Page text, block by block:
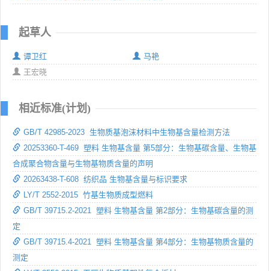
起草人
谭卫红
马艳
王宏晓
相近标准(计划)
GB/T 42985-2023 生物质基泡沫材料中生物基含量检测方法
20253360-T-469 塑料 生物基含量 第5部分：生物基碳含量、生物基
合成聚合物含量与生物基物质含量的声明
20263438-T-608 纺织品 生物基含量与标识要求
LY/T 2552-2015 竹基生物质成型燃料
GB/T 39715.2-2021 塑料 生物基含量 第2部分：生物基碳含量的测
定
GB/T 39715.4-2021 塑料 生物基含量 第4部分：生物基物质含量的
测定